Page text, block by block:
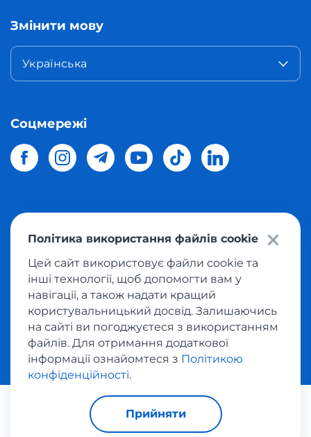
Змінити мову
Українська
Соцмережі
магазинів світу в Україну.Всі права захищені
Політика конфіденційності
Публічна оферта
Умови користування сервісом викупу товарів
За транзакції відповідає:
Політика використання файлів cookie
Цей сайт використовує файли cookie та
інші технології, щоб допомогти вам у
навігації, а також надати кращий
користувальницький досвід. Залишаючись
на сайті ви погоджуєтеся з використанням
файлів. Для отримання додаткової
інформації ознайомтеся з Політикою
конфіденційності.
Прийняти